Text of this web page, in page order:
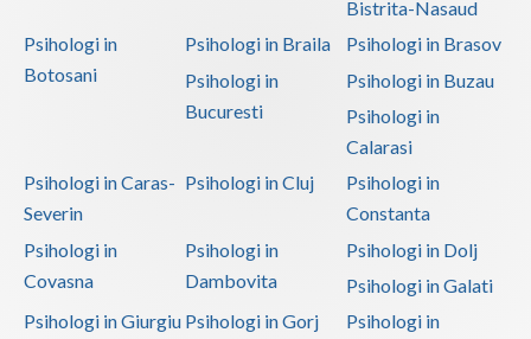
Bistrita-Nasaud
Psihologi in
Botosani
Psihologi in Braila
Psihologi in Brasov
Psihologi in
Bucuresti
Psihologi in Buzau
Psihologi in
Calarasi
Psihologi in Caras-
Severin
Psihologi in Cluj
Psihologi in
Constanta
Psihologi in
Covasna
Psihologi in
Dambovita
Psihologi in Dolj
Psihologi in Galati
Psihologi in Giurgiu Psihologi in Gorj
Psihologi in